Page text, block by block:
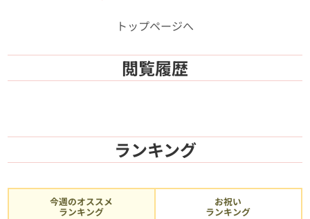
トップページへ
閲覧履歴
ランキング
今週のオススメ
ランキング
お祝い
ランキング